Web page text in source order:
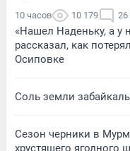
10 часов 10 179 26
«Нашел Наденьку, а у
рассказал, как
Осиповке
Соль земли
Сезон черники в